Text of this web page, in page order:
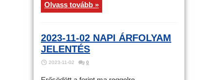
Olvass tovább »
2023-11-02 NAPI ÁRFOLYAM
JELENTÉS
2023-11-02 0